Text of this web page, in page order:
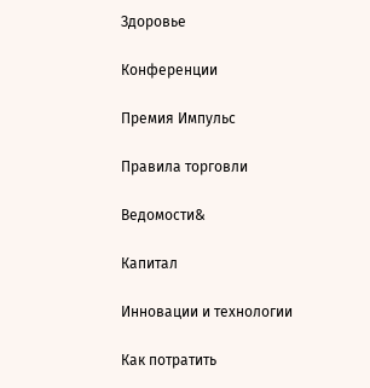
Здоровье
Конференции
Премия Импульс
Правила торговли
Ведомости&
Капитал
Инновации и технологии
Как потратить